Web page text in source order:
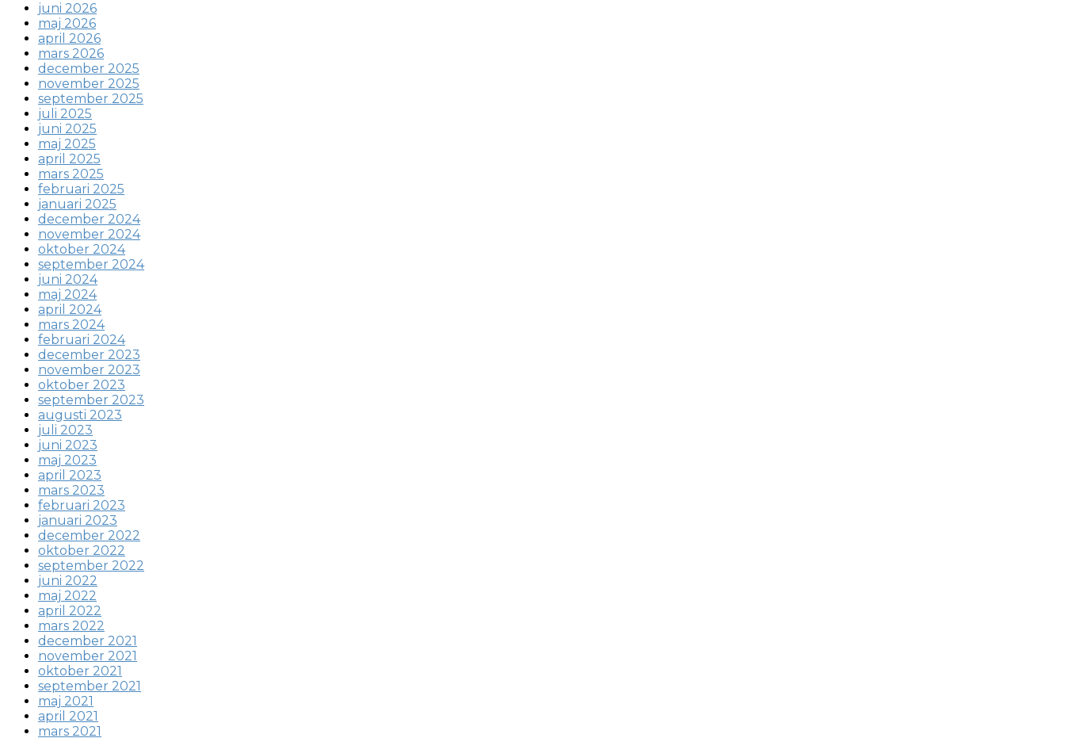
juni 2026
maj 2026
april 2026
mars 2026
december 2025
november 2025
september 2025
juli 2025
juni 2025
maj 2025
april 2025
mars 2025
februari 2025
januari 2025
december 2024
november 2024
oktober 2024
september 2024
juni 2024
maj 2024
april 2024
mars 2024
februari 2024
december 2023
november 2023
oktober 2023
september 2023
augusti 2023
juli 2023
juni 2023
maj 2023
april 2023
mars 2023
februari 2023
januari 2023
december 2022
oktober 2022
september 2022
juni 2022
maj 2022
april 2022
mars 2022
december 2021
november 2021
oktober 2021
september 2021
maj 2021
april 2021
mars 2021